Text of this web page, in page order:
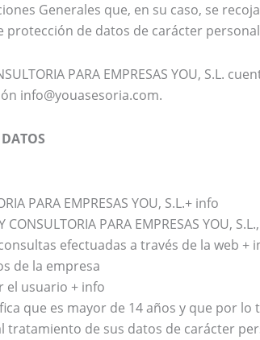
Generales que, en su caso, se
protección de datos de carácter
PARA EMPRESAS YOU, S.L.
info@youasesoria.com.
PARA EMPRESAS YOU, S.L.+ info
PARA EMPRESAS YOU,
efectuadas a través de la web +
de la empresa
el usuario + info
que es mayor de 14 años y que por
de sus datos de carácter